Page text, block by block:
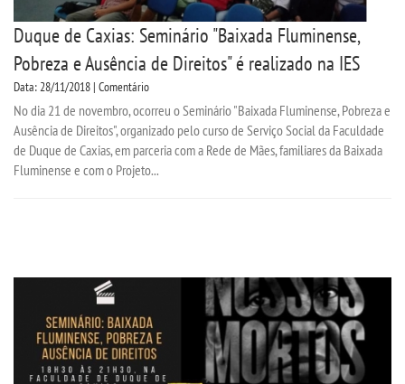
Duque de Caxias: Seminário "Baixada Fluminense,
Pobreza e Ausência de Direitos" é realizado na IES
Data: 28/11/2018 | Comentário
No dia 21 de novembro, ocorreu o Seminário "Baixada Fluminense, Pobreza e
Ausência de Direitos", organizado pelo curso de Serviço Social da Faculdade
de Duque de Caxias, em parceria com a Rede de Mães, familiares da Baixada
Fluminense e com o Projeto...